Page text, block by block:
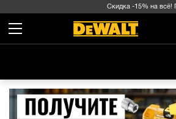
Скидка -15% на всё!